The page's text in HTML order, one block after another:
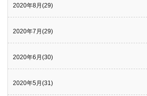
2020年8月(29)
2020年7月(29)
2020年6月(30)
2020年5月(31)